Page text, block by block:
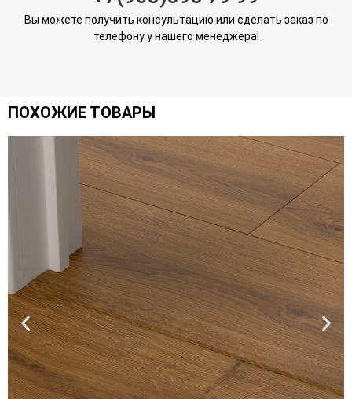
Вы можете получить консультацию или сделать заказ по
телефону у нашего менеджера!
ПОХОЖИЕ ТОВАРЫ